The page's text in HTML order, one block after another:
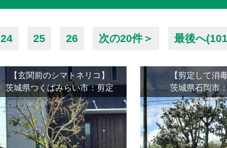
24 25 26 次の20件＞ 最後へ
【玄関前のシマトネリコ】
茨城県つくばみらい市：剪定
【剪定して消
茨城県石岡市